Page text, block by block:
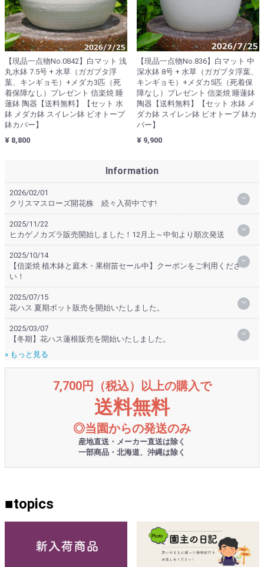
【現品一点物No.0842】白マット 浅
丸水鉢 7.5号 + 水草（ガガブタ浮
葉、キンギョモ）+メダカ3匹（死
着保障なし）プレゼント 信楽焼 睡
蓮鉢 陶器【送料無料】【セット 水
鉢 メダカ鉢 スイレン鉢 ビオトープ
鉢カバー】
¥ 8,800
【現品一点物No.836】白マット 中
深水鉢 8号 + 水草（ガガブタ浮葉、
キンギョモ）+メダカ5匹（死着保
障なし）プレゼント 信楽焼 睡蓮鉢
陶器【送料無料】【セット 水鉢 メ
ダカ鉢 スイレン鉢 ビオトープ 鉢カ
バー】
¥ 9,900
Information
2026/02/01
クリスマスローズ開花株 続々入荷中です!
2025/11/22
ヒカゲノカズラ販売開始しました！12月上～中旬より順次発送
2025/10/14
【信楽焼 植木鉢と庭木・果樹苗セール中】クーポンをご利用くださ
い！
2025/07/15
花ハス 夏期ポット販売を開始いたしました。
2025/03/07
【冬期】花ハス蓮根販売を開始いたしました。
» もっと見る
7,700円（税込）以上の購入で
送料無料
◎当園からの発送のみ
産地直送・メーカー直送は除く
一部商品・北海道、沖縄は除く
■topics